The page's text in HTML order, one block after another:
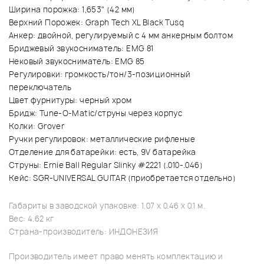
Ширина порожка: 1,653" (42 мм)
Верхний Порожек: Graph Tech XL Black Tusq
Анкер: двойной, регулируемый с 4 мм анкерным болтом
Бриджевый звукосниматель: EMG 81
Нековый звукосниматель: EMG 85
Регулировки: громкость/тон/3-позиционный
переключатель
Цвет фурнитуры: черный хром
Бридж: Tune-O-Matic/струны через корпус
Колки: Grover
Ручки регулировок: металлические рифленые
Отделение для батарейки: есть, 9V батарейка
Струны: Ernie Ball Regular Slinky #2221 (.010-.046)
Кейс: SGR-UNIVERSAL GUITAR (приобретается отдельно)
Габариты в заводской упаковке: 1.07 x 0.46 x 0.1 м.
Вес: 4.62 кг
Страна-производитель: ИНДОНЕЗИЯ
Производитель имеет право менять комплектацию и